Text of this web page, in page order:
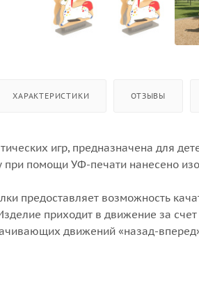
ХАРАКТЕРИСТИКИ ОТЗЫВЫ
игр, предназначена для
при помощи УФ-печати нанесено
предоставляет возможность
приходит в движение за
движений «назад-